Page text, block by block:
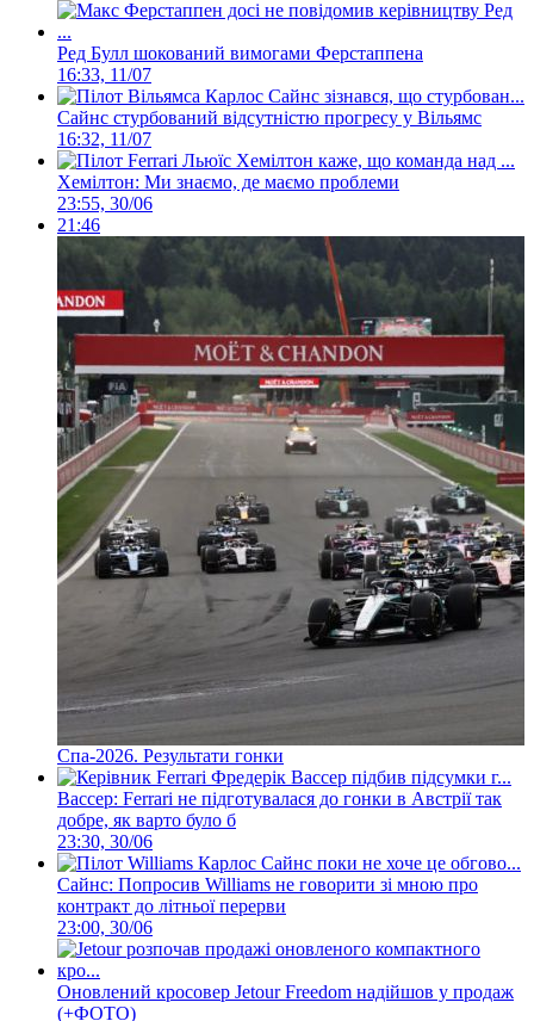
Ред Булл шокований вимогами Ферстаппена
16:33, 11/07
Сайнс стурбований відсутністю прогресу у Вільямс
16:32, 11/07
Хемілтон: Ми знаємо, де маємо проблеми
23:55, 30/06
21:46
Спа-2026. Результати гонки
Вассер: Ferrari не підготувалася до гонки в Австрії так
добре, як варто було б
23:30, 30/06
Сайнс: Попросив Williams не говорити зі мною про
контракт до літньої перерви
23:00, 30/06
Оновлений кросовер Jetour Freedom надійшов у продаж
(+ФОТО)